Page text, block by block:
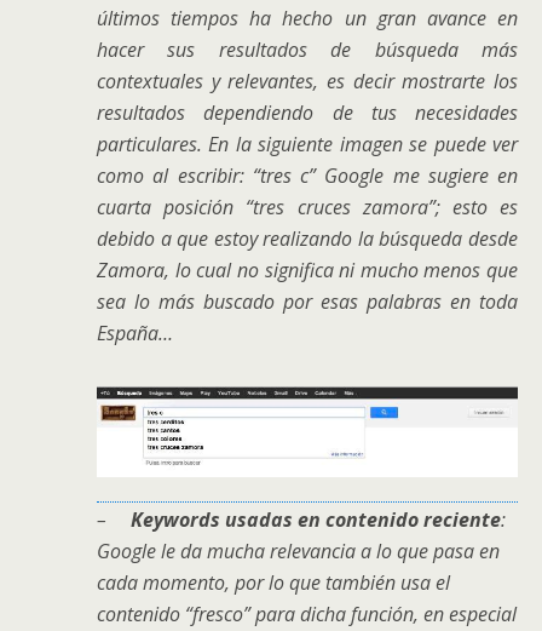
últimos tiempos ha hecho un gran avance en
hacer sus resultados de búsqueda más
contextuales y relevantes, es decir mostrarte los
resultados dependiendo de tus necesidades
particulares. En la siguiente imagen se puede ver
como al escribir: “tres c” Google me sugiere en
cuarta posición “tres cruces zamora”; esto es
debido a que estoy realizando la búsqueda desde
Zamora, lo cual no significa ni mucho menos que
sea lo más buscado por esas palabras en toda
España…
– Keywords usadas en contenido reciente:
Google le da mucha relevancia a lo que pasa en
cada momento, por lo que también usa el
contenido “fresco” para dicha función, en especial